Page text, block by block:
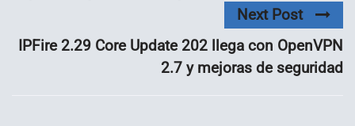
Next Post
IPFire 2.29 Core Update 202 llega con OpenVPN
2.7 y mejoras de seguridad